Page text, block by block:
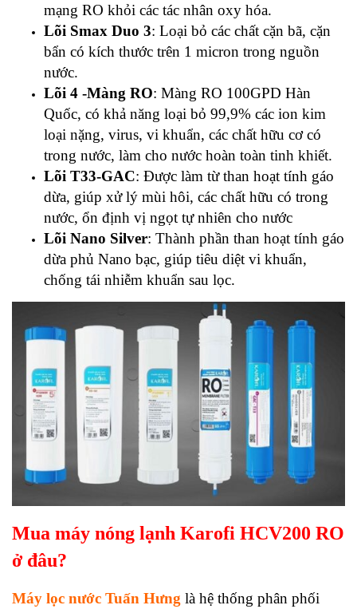
mạng RO khỏi các tác nhân oxy hóa.
Lõi Smax Duo 3: Loại bỏ các chất cặn bã, cặn
bẩn có kích thước trên 1 micron trong nguồn
nước.
Lõi 4 -Màng RO: Màng RO 100GPD Hàn
Quốc, có khả năng loại bỏ 99,9% các ion kim
loại nặng, virus, vi khuẩn, các chất hữu cơ có
trong nước, làm cho nước hoàn toàn tinh khiết.
Lõi T33-GAC: Được làm từ than hoạt tính gáo
dừa, giúp xử lý mùi hôi, các chất hữu có trong
nước, ổn định vị ngọt tự nhiên cho nước
Lõi Nano Silver: Thành phần than hoạt tính gáo
dừa phủ Nano bạc, giúp tiêu diệt vi khuẩn,
chống tái nhiễm khuẩn sau lọc.
Mua máy nóng lạnh Karofi HCV200 RO
ở đâu?
Máy lọc nước Tuấn Hưng là hệ thống phân phối